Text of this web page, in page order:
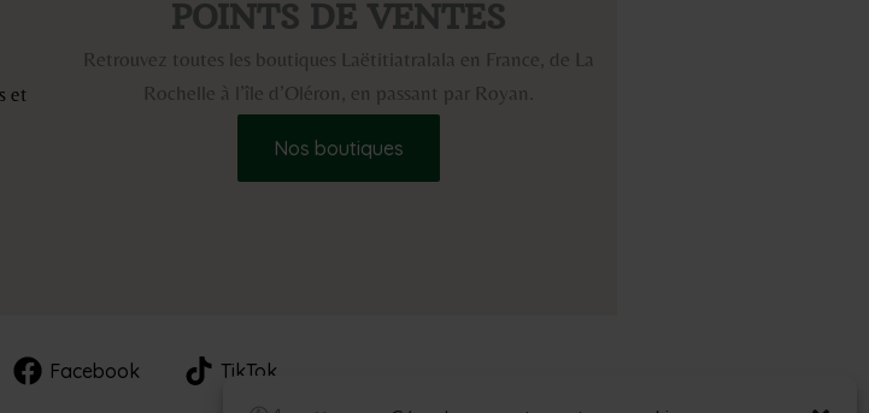
et
POINTS DE VENTES
Retrouvez toutes les boutiques Laëtitiatralala en France, de La
Rochelle à l’île d’Oléron, en passant par Royan.
Nos boutiques
Facebook TikTok